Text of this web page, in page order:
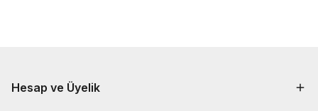
Hesap ve Üyelik